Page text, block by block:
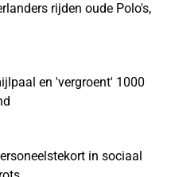
rijden oude Polo's,
en 'vergroent' 1000
in sociaal